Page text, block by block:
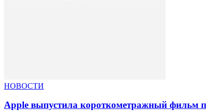
НОВОСТИ
Apple выпустила короткометражный фильм